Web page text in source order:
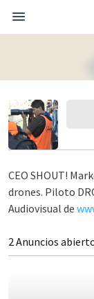
CEO SHOUT!
drones. Piloto
Audiovisual de
2 Anuncios